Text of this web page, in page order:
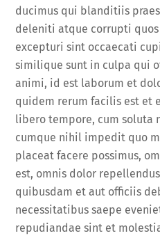
ducimus qui blanditiis
deleniti atque corrupti
excepturi sint occaecati
similique sunt in culpa qui
animi, id est laborum et
quidem rerum facilis est et
libero tempore, cum soluta
cumque nihil impedit quo
placeat facere possimus,
est, omnis dolor
quibusdam et aut officiis
necessitatibus saepe
repudiandae sint et